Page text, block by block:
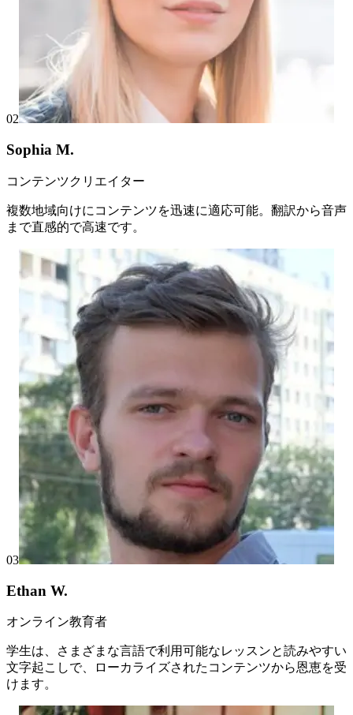
02
Sophia M.
コンテンツクリエイター
複数地域向けにコンテンツを迅速に適応可能。翻訳から音声
まで直感的で高速です。
03
Ethan W.
オンライン教育者
学生は、さまざまな言語で利用可能なレッスンと読みやすい
文字起こしで、ローカライズされたコンテンツから恩恵を受
けます。